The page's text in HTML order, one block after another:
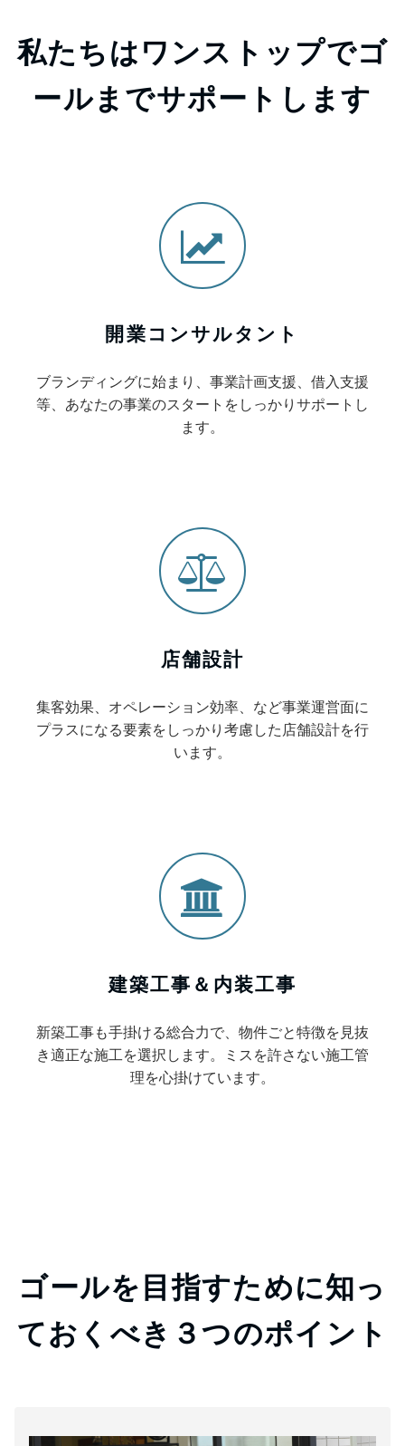
私たちはワンストップでゴ
ールまでサポートします
開業コンサルタント
ブランディングに始まり、事業計画支援、借入支援
等、あなたの事業のスタートをしっかりサポートし
ます。
店舗設計
集客効果、オペレーション効率、など事業運営面に
プラスになる要素をしっかり考慮した店舗設計を行
います。
建築工事＆内装工事
新築工事も手掛ける総合力で、物件ごと特徴を見抜
き適正な施工を選択します。ミスを許さない施工管
理を心掛けています。
ゴールを目指すために知っ
ておくべき３つのポイント